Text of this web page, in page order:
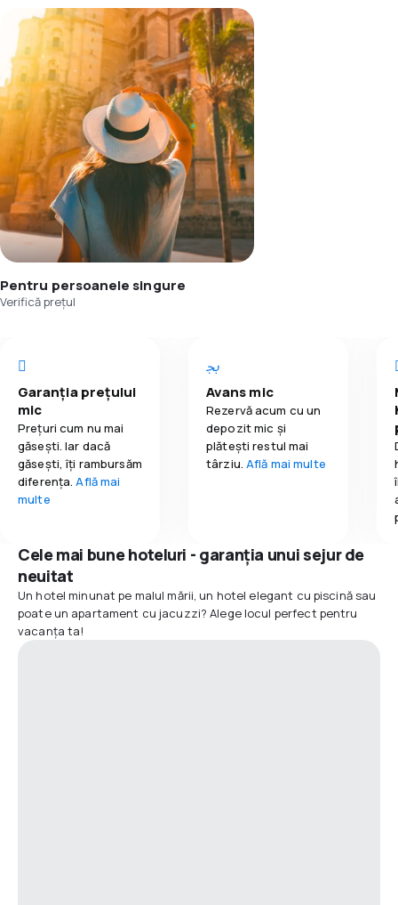
Pentru persoanele singure
Verifică prețul
Garanția prețului
mic
Prețuri cum nu mai
găsești. Iar dacă
găseşti, îți rambursăm
diferența.Află mai
multe
Avans mic
Rezervă acum cu un
depozit mic și
plătești restul mai
târziu.Află mai multe
Cele mai bune hoteluri - garanția unui sejur de
neuitat
Un hotel minunat pe malul mării, un hotel elegant cu piscină sau
poate un apartament cu jacuzzi? Alege locul perfect pentru
vacanța ta!